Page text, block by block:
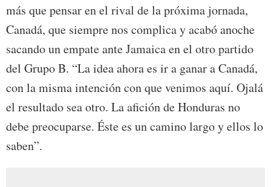
más que pensar en el rival de la próxima jornada,
Canadá, que siempre nos complica y acabó anoche
sacando un empate ante Jamaica en el otro partido
del Grupo B. “La idea ahora es ir a ganar a Canadá,
con la misma intención con que venimos aquí. Ojalá
el resultado sea otro. La afición de Honduras no
debe preocuparse. Éste es un camino largo y ellos lo
saben”.